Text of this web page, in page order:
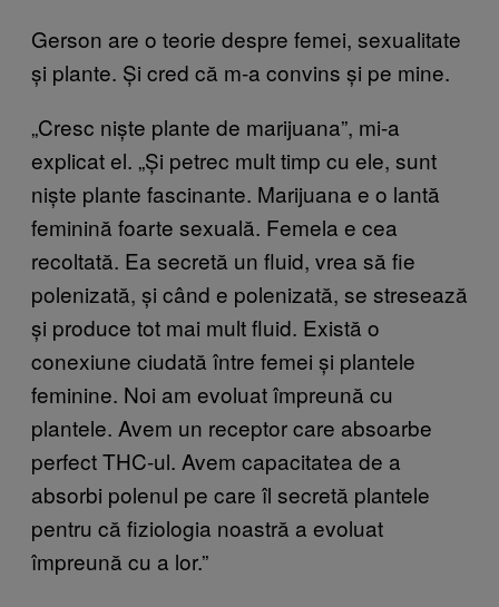
Gerson are o teorie despre femei, sexualitate
și plante. Și cred că m-a convins și pe mine.
„Cresc niște plante de marijuana”, mi-a
explicat el. „Și petrec mult timp cu ele, sunt
niște plante fascinante. Marijuana e o lantă
feminină foarte sexuală. Femela e cea
recoltată. Ea secretă un fluid, vrea să fie
polenizată, și când e polenizată, se stresează
și produce tot mai mult fluid. Există o
conexiune ciudată între femei și plantele
feminine. Noi am evoluat împreună cu
plantele. Avem un receptor care absoarbe
perfect THC-ul. Avem capacitatea de a
absorbi polenul pe care îl secretă plantele
pentru că fiziologia noastră a evoluat
împreună cu a lor.”